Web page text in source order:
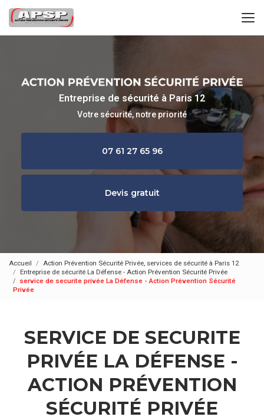
contenu
Entreprise de sécurité à Paris 12
Votre sécurité, notre priorité
07 61 27 65 96
Devis gratuit
Accueil
Action Prévention Sécurité Privée, services de sécurité à Paris 12
Entreprise de sécurité La Défense - Action Prévention Sécurité Privée
service de securite privée La Défense - Action Prévention Sécurité
Privée
SERVICE DE SECURITE
PRIVÉE LA DÉFENSE -
ACTION PRÉVENTION
SÉCURITÉ PRIVÉE